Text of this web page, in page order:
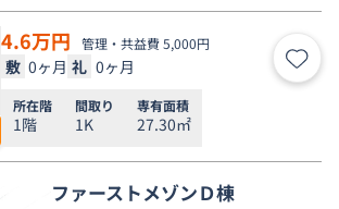
4.6万円 管理・共益費 5,000円
敷 0ヶ月 礼 0ヶ月 お気
所在階
1階
間取り
1K
専有面積
27.30㎡
ファーストメゾンＤ棟